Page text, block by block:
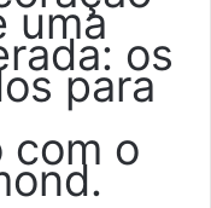
uma
os
para
com o